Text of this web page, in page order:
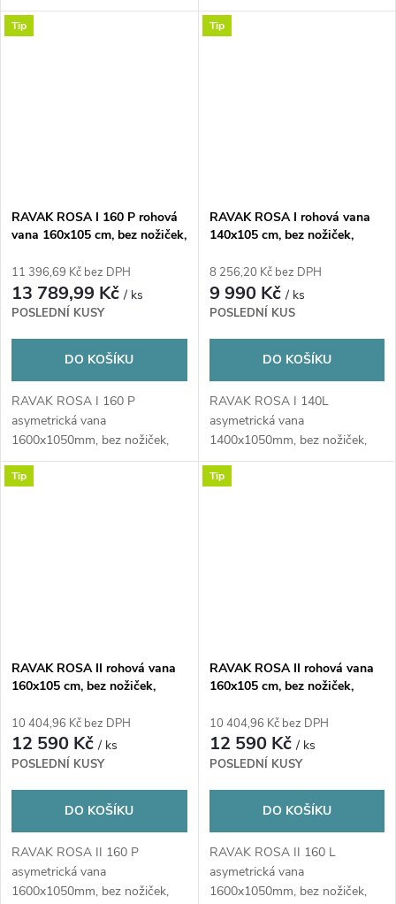
akrylátová, levá, bílá
Tip
RAVAK ROSA I 160 P rohová
vana 160x105 cm, bez nožiček,
11 396,69 Kč bez DPH
13 789,99 Kč/ ks
POSLEDNÍ KUSY
DO KOŠÍKU
RAVAK ROSA I 160 P
asymetrická vana
1600x1050mm, bez nožiček,
akrylátová, pravá, bílá
Tip
RAVAK ROSA I rohová vana
140x105 cm, bez nožiček,
8 256,20 Kč bez DPH
9 990 Kč/ ks
POSLEDNÍ KUS
DO KOŠÍKU
RAVAK ROSA I 140L
asymetrická vana
1400x1050mm, bez nožiček,
akrylátová, levá, bílá
Tip
RAVAK ROSA II rohová vana
160x105 cm, bez nožiček,
10 404,96 Kč bez DPH
12 590 Kč/ ks
POSLEDNÍ KUSY
DO KOŠÍKU
RAVAK ROSA II 160 P
asymetrická vana
1600x1050mm, bez nožiček,
Tip
RAVAK ROSA II rohová vana
160x105 cm, bez nožiček,
10 404,96 Kč bez DPH
12 590 Kč/ ks
POSLEDNÍ KUSY
DO KOŠÍKU
RAVAK ROSA II 160 L
asymetrická vana
1600x1050mm, bez nožiček,